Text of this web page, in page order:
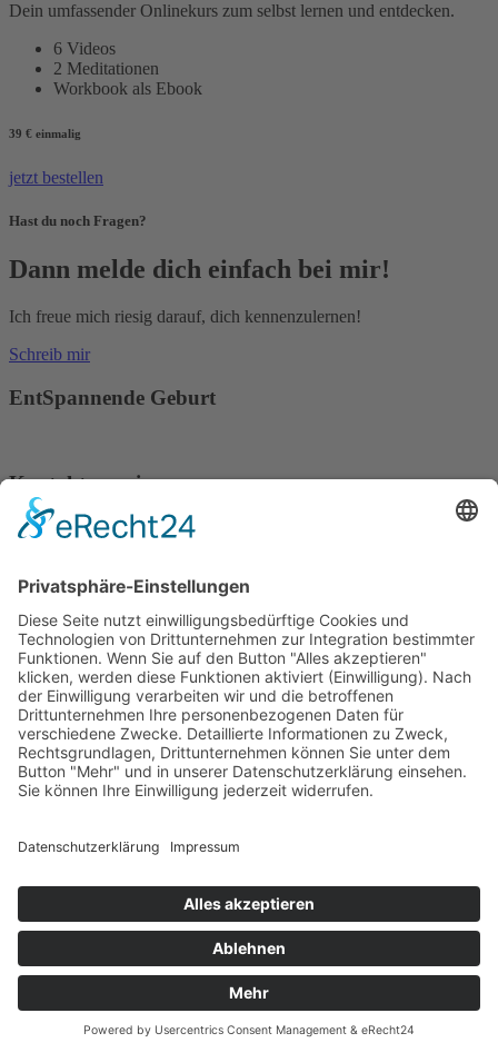
Dein umfassender Onlinekurs zum selbst lernen und entdecken.
6 Videos
2 Meditationen
Workbook als Ebook
39 € einmalig
jetzt bestellen
Hast du noch Fragen?
Dann melde dich einfach bei mir!
Ich freue mich riesig darauf, dich kennenzulernen!
Schreib mir
EntSpannende Geburt
Kontakt zu mir
info@entspannende-geburt.de
Impulse
Impressum
© 2026 EntSpannende Geburt